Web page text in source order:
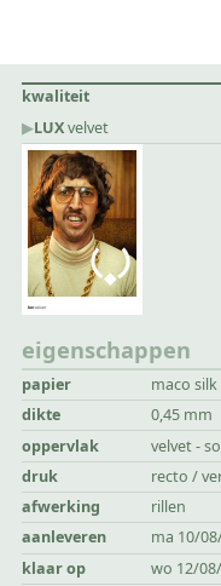
kwaliteit
▶︎LUXvelvet
eigenschappen
papier
maco silk
dikte
0,45 mm
oppervlak
velvet -
druk
recto /
afwerking
rillen
aanleveren
ma 10/
klaar op
wo 12/